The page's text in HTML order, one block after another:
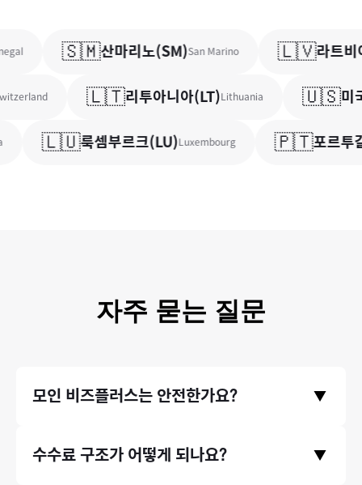
🇸🇲산마리노(SM)San Marino 🇱🇻라트비
🇱🇹리투아니아(LT)Lithuania 🇺🇸미국
🇱🇺룩셈부르크(LU)Luxembourg 🇵🇹포르투갈
자주 묻는 질문
모인 비즈플러스는 안전한가요? ▼
의 모든 거래는 한국은행/금융감독원에 보고되며 감독 됩니다. 이
수수료 구조가 어떻게 되나요? ▼